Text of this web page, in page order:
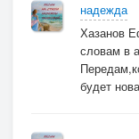
надежда
Хазанов
словам в
будет